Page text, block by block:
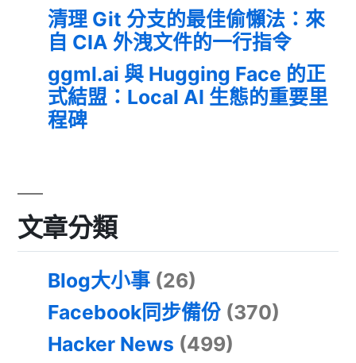
清理 Git 分支的最佳偷懶法：來
自 CIA 外洩文件的一行指令
ggml.ai 與 Hugging Face 的正
式結盟：Local AI 生態的重要里
程碑
文章分類
Blog大小事 (26)
Facebook同步備份 (370)
Hacker News (499)